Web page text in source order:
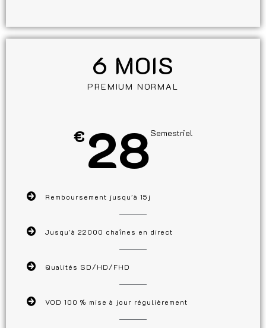
6 MOIS
PREMIUM NORMAL
€ 28Semestriel
Remboursement jusqu'à 15j
Jusqu'à 22000 chaînes en direct
Qualités SD/HD/FHD
VOD 100 % mise à jour régulièrement